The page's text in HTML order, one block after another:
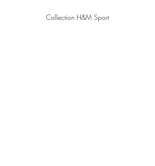
Collection H&M Sport